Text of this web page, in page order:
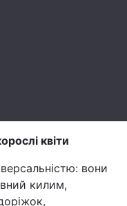
квіти
вони
килим,